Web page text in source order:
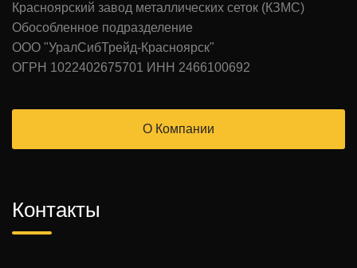
Красноярский завод металлических сеток (КЗМС)
Обособленное подразделение
ООО "УралСибТрейд-Красноярск"
ОГРН 1022402675701 ИНН 2466100692
О Компании
Контакты